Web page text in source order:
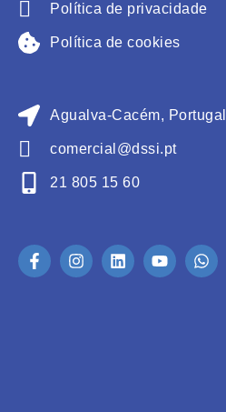
Política de privacidade
Política de cookies
Agualva-Cacém, Portugal
comercial@dssi.pt
21 805 15 60